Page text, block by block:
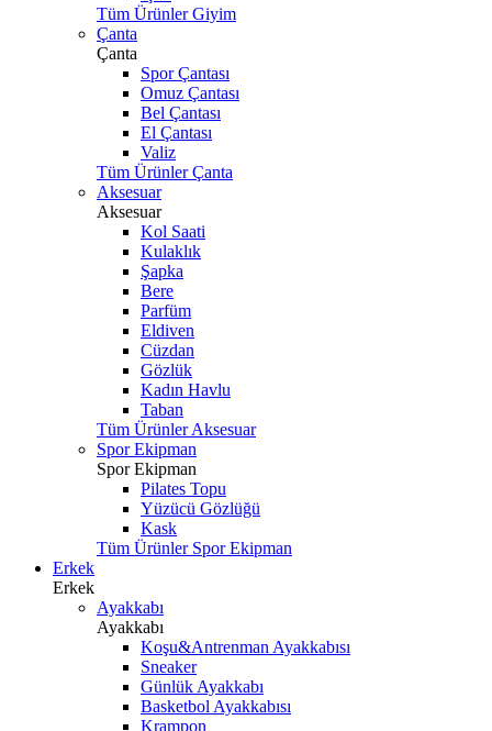
Tüm Ürünler Giyim
Çanta
Çanta
Spor Çantası
Omuz Çantası
Bel Çantası
El Çantası
Valiz
Tüm Ürünler Çanta
Aksesuar
Aksesuar
Kol Saati
Kulaklık
Şapka
Bere
Parfüm
Eldiven
Cüzdan
Gözlük
Kadın Havlu
Taban
Tüm Ürünler Aksesuar
Spor Ekipman
Spor Ekipman
Pilates Topu
Yüzücü Gözlüğü
Kask
Tüm Ürünler Spor Ekipman
Erkek
Erkek
Ayakkabı
Ayakkabı
Koşu&Antrenman Ayakkabısı
Sneaker
Günlük Ayakkabı
Basketbol Ayakkabısı
Krampon